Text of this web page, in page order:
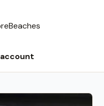
Beaches